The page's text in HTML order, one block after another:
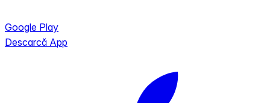
Google Play
Descarcă App